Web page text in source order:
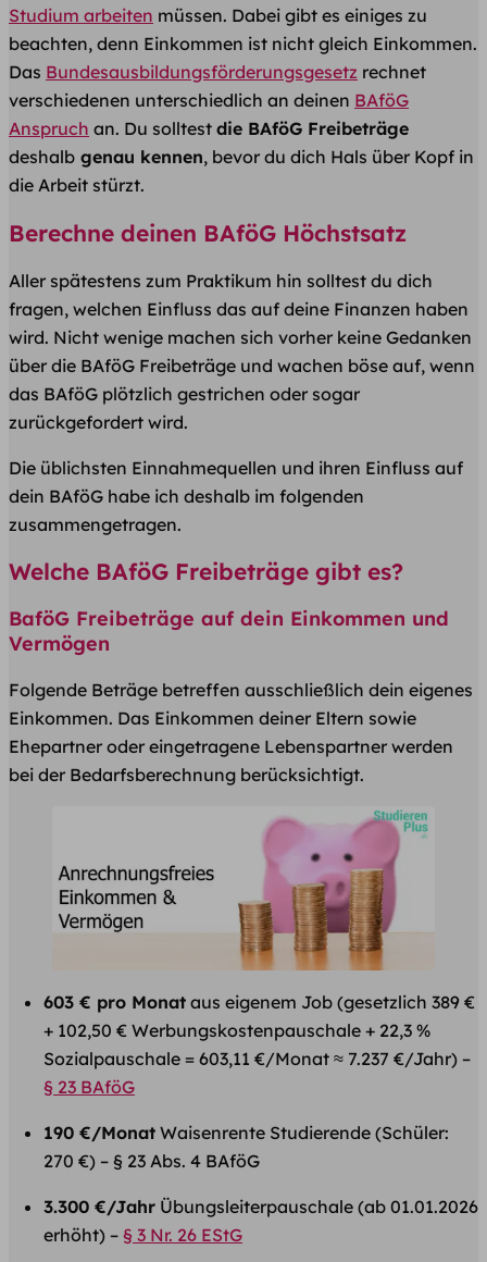
Studium arbeiten müssen. Dabei gibt es einiges zu
beachten, denn Einkommen ist nicht gleich Einkommen.
Das Bundesausbildungsförderungsgesetz rechnet
verschiedenen unterschiedlich an deinen BAföG
Anspruch an. Du solltest die BAföG Freibeträge
deshalb genau kennen, bevor du dich Hals über Kopf in
die Arbeit stürzt.
Berechne deinen BAföG Höchstsatz
Aller spätestens zum Praktikum hin solltest du dich
fragen, welchen Einfluss das auf deine Finanzen haben
wird. Nicht wenige machen sich vorher keine Gedanken
über die BAföG Freibeträge und wachen böse auf, wenn
das BAföG plötzlich gestrichen oder sogar
zurückgefordert wird.
Die üblichsten Einnahmequellen und ihren Einfluss auf
dein BAföG habe ich deshalb im folgenden
zusammengetragen.
Welche BAföG Freibeträge gibt es?
BaföG Freibeträge auf dein Einkommen und
Vermögen
Folgende Beträge betreffen ausschließlich dein eigenes
Einkommen. Das Einkommen deiner Eltern sowie
Ehepartner oder eingetragene Lebenspartner werden
bei der Bedarfsberechnung berücksichtigt.
603 € pro Monat aus eigenem Job (gesetzlich 389 €
+ 102,50 € Werbungskostenpauschale + 22,3 %
Sozialpauschale = 603,11 €/Monat ≈ 7.237 €/Jahr) –
§ 23 BAföG
190 €/Monat Waisenrente Studierende (Schüler:
270 €) – § 23 Abs. 4 BAföG
3.300 €/Jahr Übungsleiterpauschale (ab 01.01.2026
erhöht) – § 3 Nr. 26 EStG